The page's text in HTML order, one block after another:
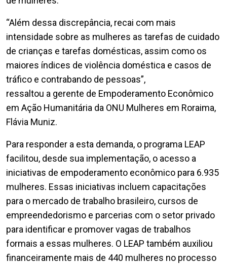
“Além dessa discrepância, recai com mais
intensidade sobre as mulheres as tarefas de cuidado
de crianças e tarefas domésticas, assim como os
maiores índices de violência doméstica e casos de
tráfico e contrabando de pessoas”,
ressaltou a gerente de Empoderamento Econômico
em Ação Humanitária da ONU Mulheres em Roraima,
Flávia Muniz.
Para responder a esta demanda, o programa LEAP
facilitou, desde sua implementação, o acesso a
iniciativas de empoderamento econômico para 6.935
mulheres. Essas iniciativas incluem capacitações
para o mercado de trabalho brasileiro, cursos de
empreendedorismo e parcerias com o setor privado
para identificar e promover vagas de trabalhos
formais a essas mulheres. O LEAP também auxiliou
financeiramente mais de 440 mulheres no processo